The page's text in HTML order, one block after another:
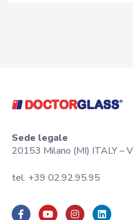
Sede legale
20153 Milano (MI) ITALY –
tel. +39 02.92.95.95